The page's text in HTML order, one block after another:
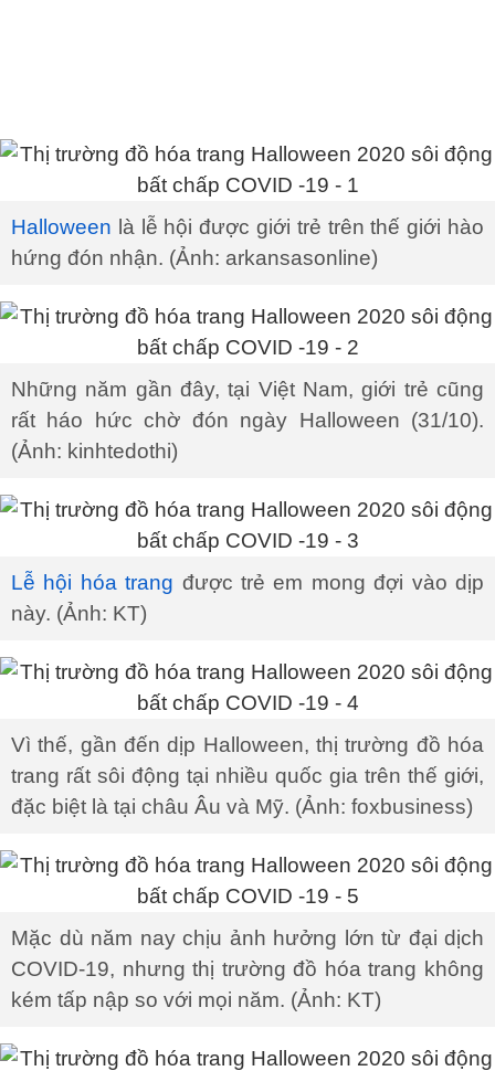
Halloween là lễ hội được giới trẻ trên thế giới hào
hứng đón nhận. (Ảnh: arkansasonline)
Những năm gần đây, tại Việt Nam, giới trẻ cũng
rất háo hức chờ đón ngày Halloween (31/10).
(Ảnh: kinhtedothi)
Lễ hội hóa trang được trẻ em mong đợi vào dịp
này. (Ảnh: KT)
Vì thế, gần đến dịp Halloween, thị trường đồ hóa
trang rất sôi động tại nhiều quốc gia trên thế giới,
đặc biệt là tại châu Âu và Mỹ. (Ảnh: foxbusiness)
Mặc dù năm nay chịu ảnh hưởng lớn từ đại dịch
COVID-19, nhưng thị trường đồ hóa trang không
kém tấp nập so với mọi năm. (Ảnh: KT)